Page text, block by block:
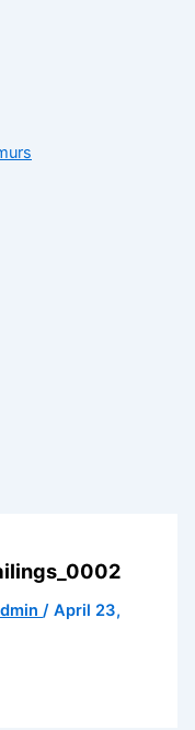
/April 23,